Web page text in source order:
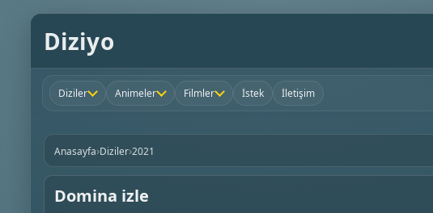
Diziyo
Diziler Animeler Filmler İstek İletişim
Anasayfa›Diziler›2021
Domina izle